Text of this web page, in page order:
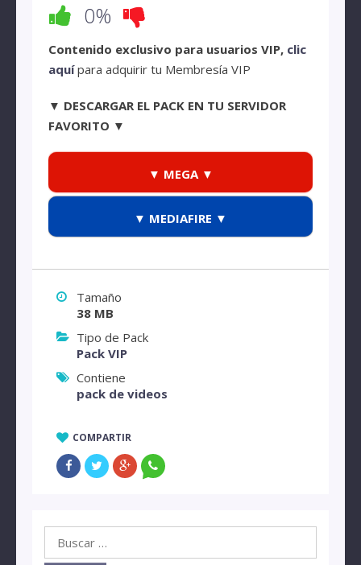
0%
Contenido exclusivo para usuarios VIP, clic
aquípara adquirir tu Membresía VIP
▼ DESCARGAR EL PACK EN TU SERVIDOR
FAVORITO ▼
▼ MEGA ▼
▼ MEDIAFIRE ▼
Tamaño
38 MB
Tipo de Pack
Pack VIP
Contiene
pack de videos
COMPARTIR